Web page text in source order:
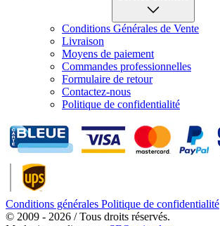
Conditions Générales de Vente
Livraison
Moyens de paiement
Commandes professionnelles
Formulaire de retour
Contactez-nous
Politique de confidentialité
Conditions générales Politique de confidentialité
© 2009 - 2026 / Tous droits réservés.